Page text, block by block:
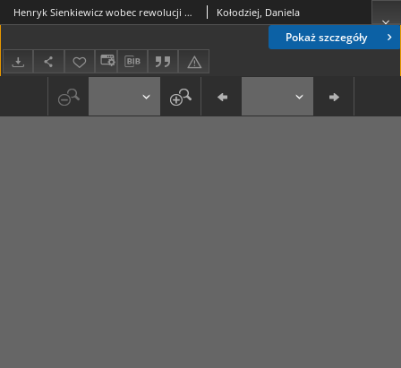
Pokaż szczegóły
Henryk Sienkiewicz wobec rewolucji 1905-1907 Kołodziej, Daniela